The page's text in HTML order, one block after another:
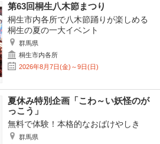
第63回桐生八木節まつり
桐生市内各所で八木節踊りが楽しめる
桐生の夏の一大イベント
群馬県
桐生市内各所
2026年8月7日(金)～9日(日)
夏休み特別企画「こわ～い妖怪のが
っこう」
無料で体験！本格的なおばけやしき
群馬県